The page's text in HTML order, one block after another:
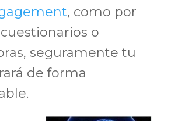
, como por
o
seguramente tu
de forma